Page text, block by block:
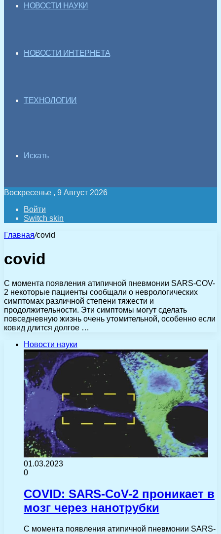
НОВОСТИ НАУКИ
НОВОСТИ ИНТЕРНЕТА
ТЕХНОЛОГИИ
Искать
Воскресенье , 9 Август 2026
Войти
Switch skin
Главная/covid
covid
С момента появления атипичной пневмонии SARS-COV-
2 некоторые пациенты сообщали о неврологических
симптомах различной степени тяжести и
продолжительности. Эти симптомы могут сделать
повседневную жизнь очень утомительной, особенно если
ковид длится долгое …
Новости науки
01.03.2023
0
COVID: SARS-CoV-2 проникает в
мозг через нанотрубки
С момента появления атипичной пневмонии SARS-